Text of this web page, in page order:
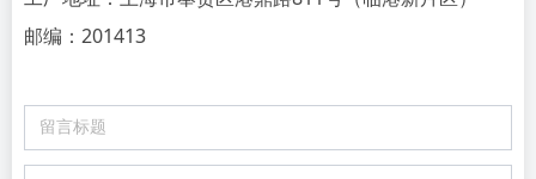
邮编：201413